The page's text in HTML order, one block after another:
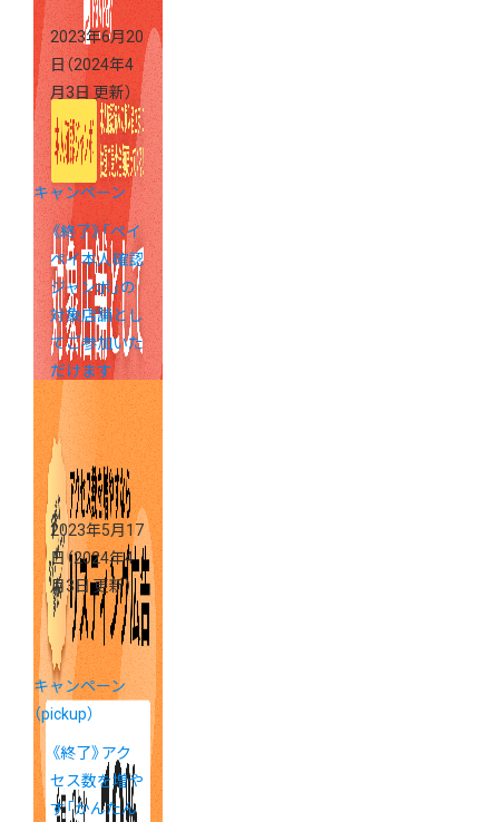
2023年6月20
日 （2024年4
月3日 更新）
キャンペーン
《終了》「ペイ
ペイ本人確認
ジャンボ」の
対象店舗とし
てご参加いた
だけます
2023年5月17
日 （2024年4
月3日 更新）
キャンペーン
（pickup）
《終了》アク
セス数を増や
す「かんたん